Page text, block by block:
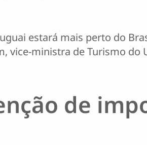
estará mais perto do
vice-ministra de Turismo do
de